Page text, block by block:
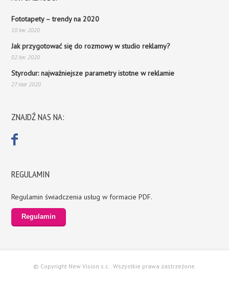
Fototapety – trendy na 2020
10 kw. 2020
Jak przygotować się do rozmowy w studio reklamy?
02 kw. 2020
Styrodur: najważniejsze parametry istotne w reklamie
27 mar 2020
ZNAJDŹ NAS NA:
REGULAMIN
Regulamin świadczenia usług w formacie PDF.
Regulamin
© Copyright New Vision s.c.. Wszystkie prawa zastrzeżone.